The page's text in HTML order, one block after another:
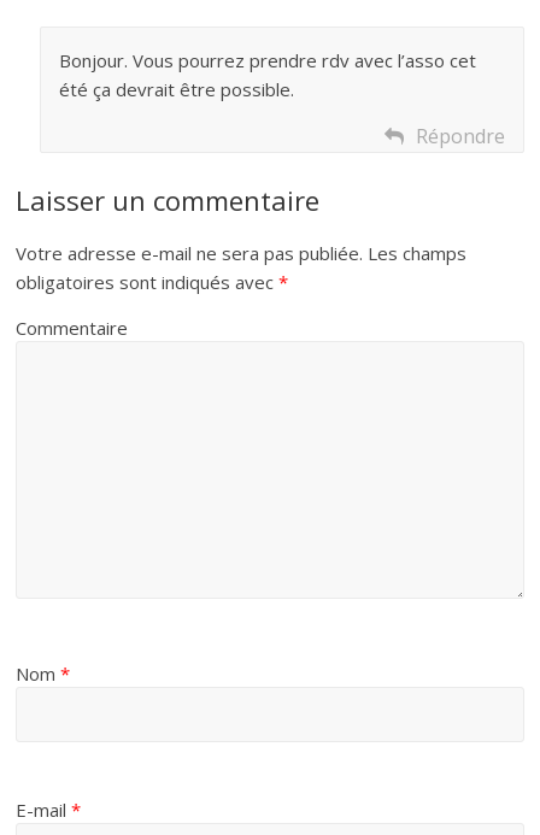
Bonjour. Vous pourrez prendre rdv avec l’asso cet
été ça devrait être possible.
Répondre
Laisser un commentaire
Votre adresse e-mail ne sera pas publiée. Les champs
obligatoires sont indiqués avec*
Commentaire
Nom*
E-mail*